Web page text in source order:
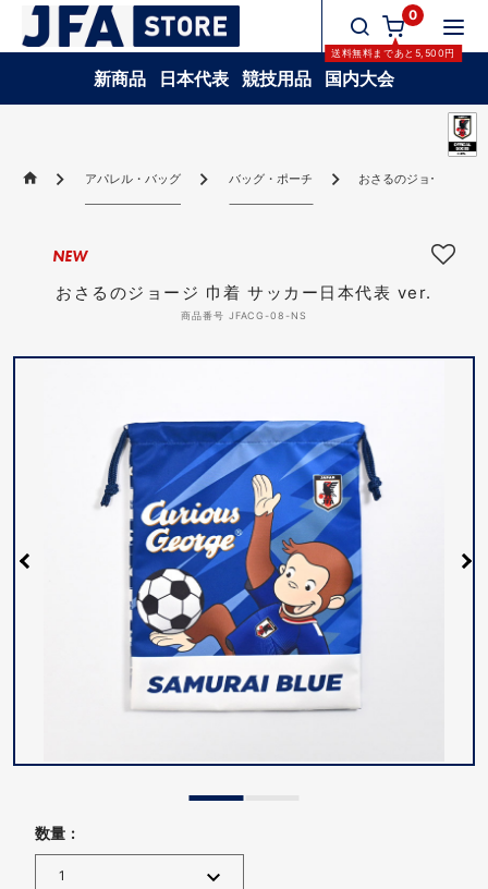
0
送料無料まであと 5,500円
新商品 日本代表 競技用品 国内大会
アパレル・バッグ バッグ・ポーチ おさるのジョージ 巾着
おさるのジョージ 巾着 サッカー日本代表 ver.
商品番号 JFACG-08-NS
NEW
数量 :